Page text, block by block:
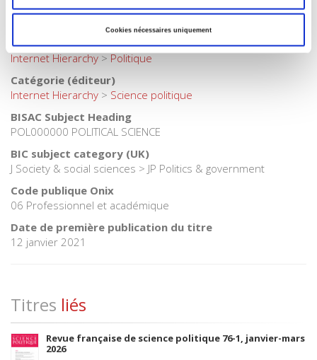
Cookies nécessaires uniquement
Catégorie (éditeur)
Catégorie (éditeur)
Internet Hierarchy > Politique
Catégorie (éditeur)
Internet Hierarchy > Science politique
BISAC Subject Heading
POL000000 POLITICAL SCIENCE
BIC subject category (UK)
J Society & social sciences > JP Politics & government
Code publique Onix
06 Professionnel et académique
Date de première publication du titre
12 janvier 2021
Titres liés
Revue française de science politique 76-1, janvier-mars
2026